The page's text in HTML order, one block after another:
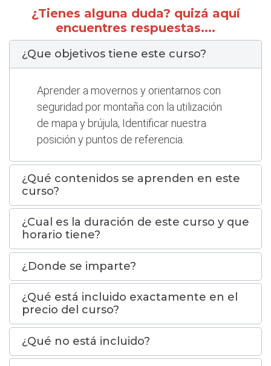
¿Tienes alguna duda? quizá aquí
encuentres respuestas....
¿Que objetivos tiene este curso?
Aprender a movernos y orientarnos con
seguridad por montaña con la utilización
de mapa y brújula, Identificar nuestra
posición y puntos de referencia.
¿Qué contenidos se aprenden en este
curso?
¿Cual es la duración de este curso y que
horario tiene?
¿Donde se imparte?
¿Qué está incluido exactamente en el
precio del curso?
¿Qué no está incluido?